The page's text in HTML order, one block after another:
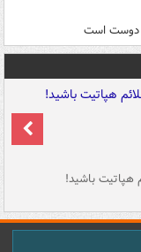
دوست است
هپاتیت باشید!